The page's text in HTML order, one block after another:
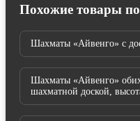
Похожие товары
Шахматы «Айвенго» с
Шахматы «Айвенго»
шахматной доской,